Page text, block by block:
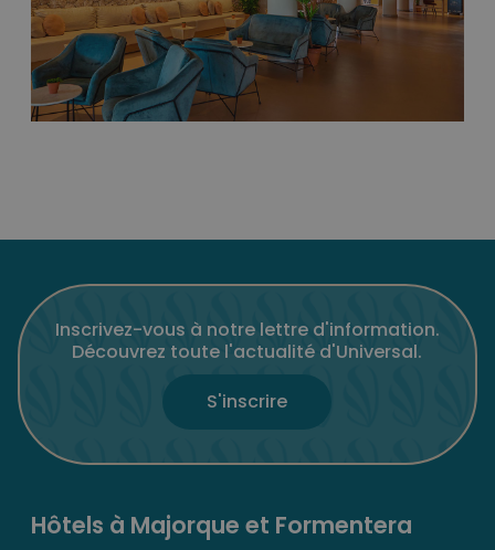
Inscrivez-vous à notre lettre d'information.
Découvrez toute l'actualité d'Universal.
S'inscrire
Hôtels à Majorque et Formentera